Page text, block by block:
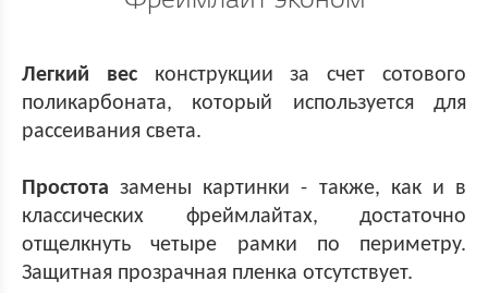
Легкий весконструкции за счет сотового
поликарбоната, который используется для
рассеивания света.
Простота замены картинки - также, как и в
классических фреймлайтах, достаточно
отщелкнуть четыре рамки по периметру.
Защитная прозрачная пленка отсутствует.